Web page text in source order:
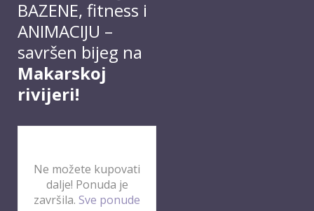
BAZENE, fitness i
ANIMACIJU –
savršen bijeg na
Makarskoj
rivijeri!
Ne možete kupovati
dalje! Ponuda je
završila. Sve ponude